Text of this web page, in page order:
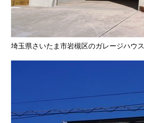
埼玉県さいたま市岩槻区のガレージハウス